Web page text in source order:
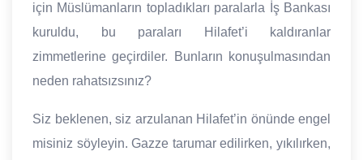
için Müslümanların topladıkları paralarla İş Bankası
kuruldu, bu paraları Hilafet’i kaldıranlar
zimmetlerine geçirdiler. Bunların konuşulmasından
neden rahatsızsınız?
Siz beklenen, siz arzulanan Hilafet’in önünde engel
misiniz söyleyin. Gazze tarumar edilirken, yıkılırken,